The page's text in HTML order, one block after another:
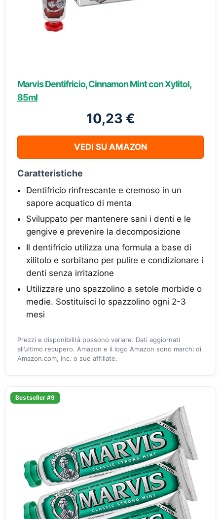
Marvis Dentifricio, Cinnamon Mint con Xylitol,
85ml
10,23 €
VEDI SU AMAZON
Caratteristiche
Dentifricio rinfrescante e cremoso in un
sapore acquatico di menta
Sviluppato per mantenere sani i denti e le
gengive e prevenire la decomposizione
Il dentifricio utilizza una formula a base di
xilitolo e sorbitano per pulire e condizionare i
denti senza irritazione
Utilizzare uno spazzolino a setole morbide o
medie. Sostituisci lo spazzolino ogni 2-3
mesi
Prezzi e disponibilità possono variare. Dati aggiornati
all’ultimo recupero. Amazon e il logo Amazon sono marchi di
Amazon.com, Inc. o sue affiliate.
Bestseller #9